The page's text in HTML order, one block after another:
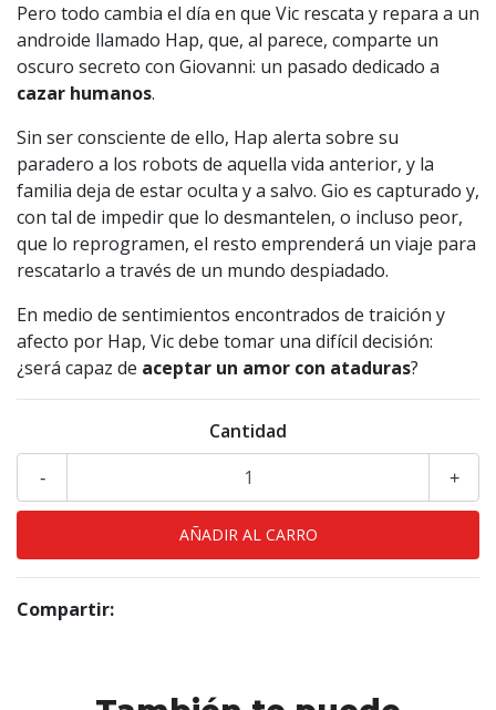
Pero todo cambia el día en que Vic rescata y repara a un
androide llamado Hap, que, al parece, comparte un
oscuro secreto con Giovanni: un pasado dedicado a
cazar humanos.
Sin ser consciente de ello, Hap alerta sobre su
paradero a los robots de aquella vida anterior, y la
familia deja de estar oculta y a salvo. Gio es capturado y,
con tal de impedir que lo desmantelen, o incluso peor,
que lo reprogramen, el resto emprenderá un viaje para
rescatarlo a través de un mundo despiadado.
En medio de sentimientos encontrados de traición y
afecto por Hap, Vic debe tomar una difícil decisión:
¿será capaz de aceptar un amor con ataduras?
Cantidad
+
-
Compartir: